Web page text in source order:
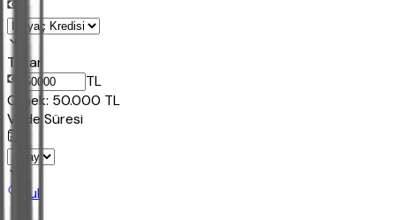
Tutar
TL
Ornek: 50.000 TL
Vade Süresi
Bul